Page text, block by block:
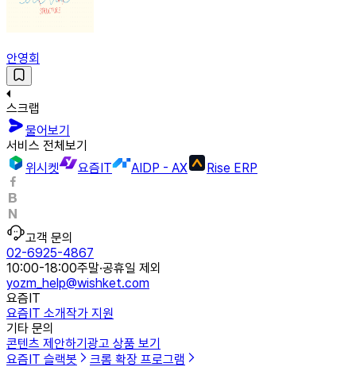
안영회
스크랩
물어보기
서비스 전체보기
위시켓
요즘IT AIDP - AX Rise ERP
고객 문의
02-6925-4867
10:00-18:00주말·공휴일 제외
yozm_help@wishket.com
요즘IT
요즘IT 소개작가 지원
기타 문의
콘텐츠 제안하기광고 상품 보기
요즘IT 슬랙봇
크롬 확장 프로그램